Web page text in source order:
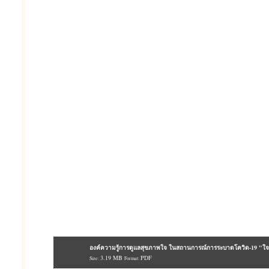
องค์ความรู้การดูแลสุขภาพใจ ในสถานการณ์การระบาดโควิด-19 "ใ
Size: 3.19 MB Format: PDF